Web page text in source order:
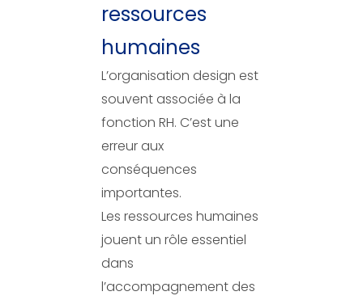
ressources
humaines
L’organisation design est
souvent associée à la
fonction RH. C’est une
erreur aux
conséquences
importantes.
Les ressources humaines
jouent un rôle essentiel
dans
l’accompagnement des